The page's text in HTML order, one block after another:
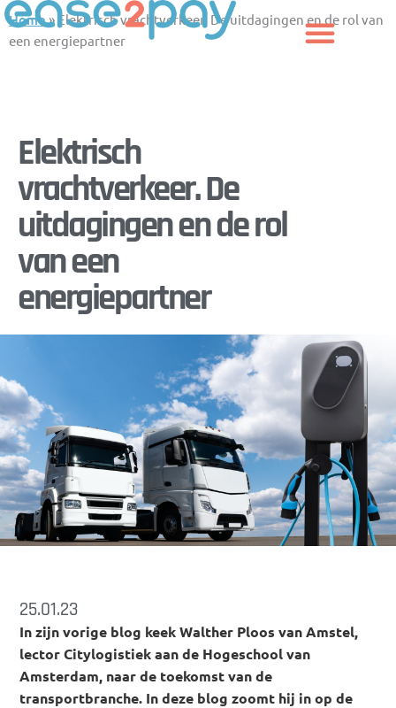
Aller
au
Home» Elektrisch vrachtverkeer. De uitdagingen en de rol van
een energiepartner
Elektrisch
vrachtverkeer. De
uitdagingen en de rol
van een
energiepartner
25.01.23
In zijn vorige blog keek Walther Ploos van Amstel,
lector Citylogistiek aan de Hogeschool van
Amsterdam, naar de toekomst van de
transportbranche. In deze blog zoomt hij in op de